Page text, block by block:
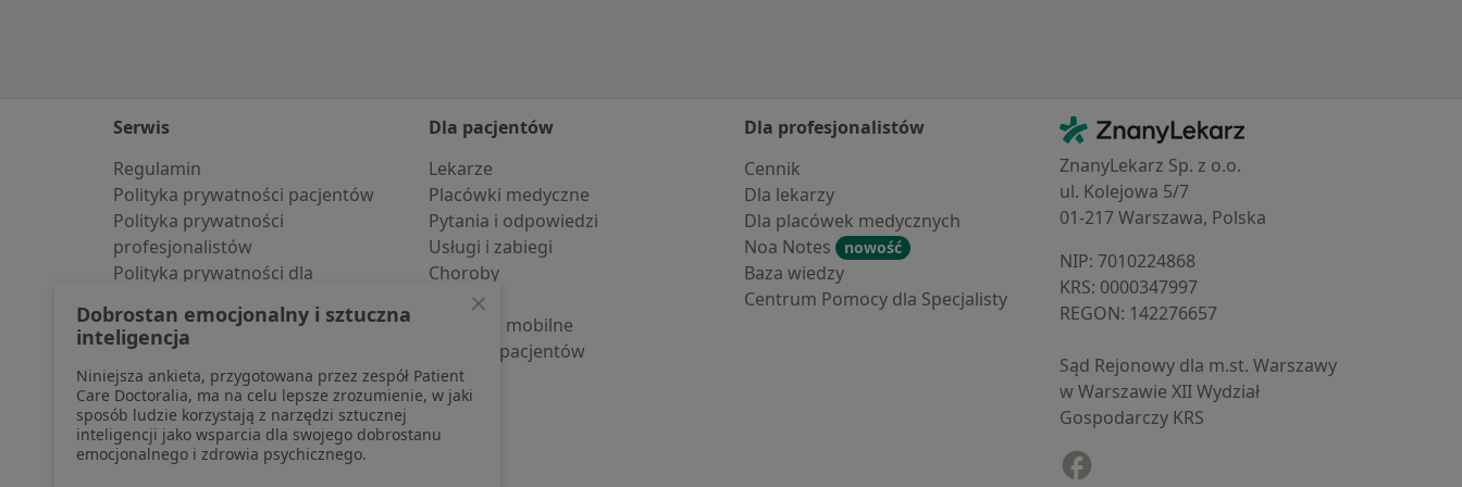
Serwis
Regulamin
Polityka prywatności pacjentów
Polityka prywatności
profesjonalistów
Polityka prywatności dla
pozyskaliśmy samodzielnie
Polityka cookies
Jak działają wyniki wyszukiwania
Dostępność
O nas
Praca Rekrutujemy!
Dla pacjentów
Lekarze
Placówki medyczne
Pytania i odpowiedzi
Usługi i zabiegi
Choroby
Pomoc
Aplikacje mobilne
Blog dla pacjentów
Dla profesjonalistów
Cennik
Dla lekarzy
Dla placówek medycznych
Noa Notes
nowość
Baza wiedzy
Centrum Pomocy dla Specjalisty
Kontakt
ZnanyLekarz - Strona główna
ZnanyLekarz Sp. z o.o.
ul. Kolejowa 5/7
01-217 Warszawa, Polska
NIP: ⁠7010224868
KRS: ⁠0000347997
REGON: ⁠142276657
Sąd Rejonowy dla m.st. Warszawy
w Warszawie XII Wydział
Gospodarczy KRS
Dobrostan emocjonalny i sztuczna
inteligencja
Niniejsza ankieta, przygotowana przez zespół Patient
Care Doctoralia, ma na celu lepsze zrozumienie, w jaki
sposób ludzie korzystają z narzędzi sztucznej
inteligencji jako wsparcia dla swojego dobrostanu
emocjonalnego i zdrowia psychicznego.